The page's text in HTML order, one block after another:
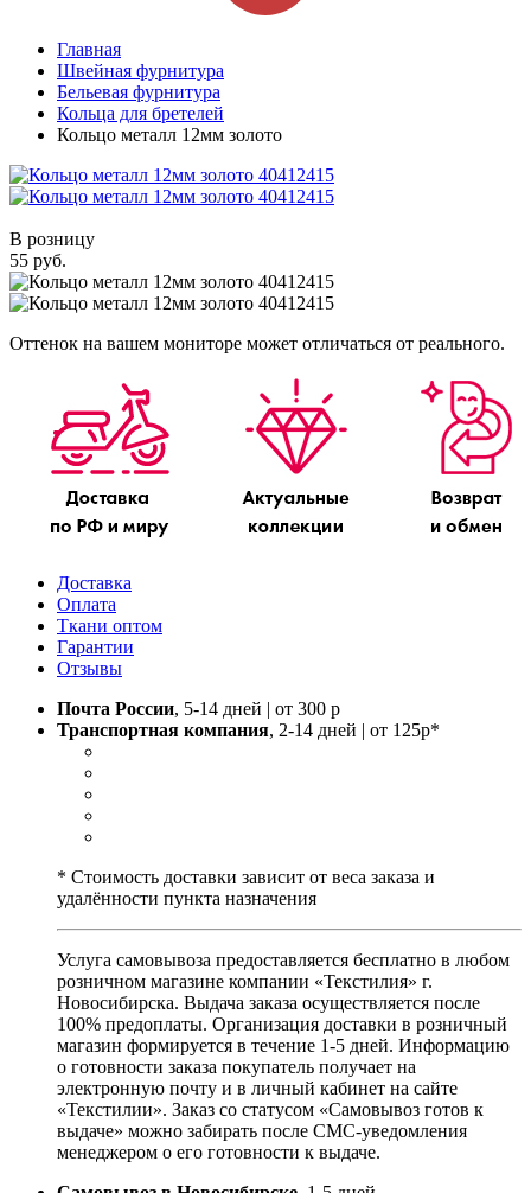
Главная
Швейная фурнитура
Бельевая фурнитура
Кольца для бретелей
Кольцо металл 12мм золото
В розницу
55 руб.
Оттенок на вашем мониторе может отличаться от реального.
Доставка
Оплата
Ткани оптом
Гарантии
Отзывы
Почта России, 5-14 дней | от 300 р
Транспортная компания, 2-14 дней | от 125р*
* Стоимость доставки зависит от веса заказа и
удалённости пункта назначения
Услуга самовывоза предоставляется бесплатно в любом
розничном магазине компании «Текстилия» г.
Новосибирска. Выдача заказа осуществляется после
100% предоплаты. Организация доставки в розничный
магазин формируется в течение 1-5 дней. Информацию
о готовности заказа покупатель получает на
электронную почту и в личный кабинет на сайте
«Текстилии». Заказ со статусом «Самовывоз готов к
выдаче» можно забирать после СМС-уведомления
менеджером о его готовности к выдаче.